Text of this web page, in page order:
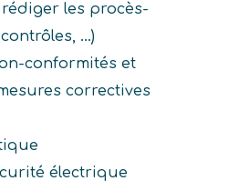
les procès-
...)
conformités et
correctives
électrique